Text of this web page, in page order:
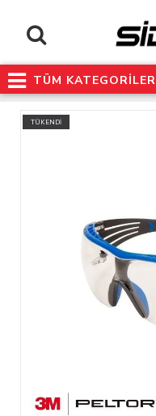
TÜM KATEGORİLER
TÜKENDİ